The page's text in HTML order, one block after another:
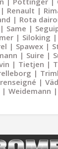
Renault
Rota
Same
Siloking
Spawex
Suire
Tietjen
Weidemann